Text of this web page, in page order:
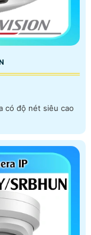
có độ nét siêu cao